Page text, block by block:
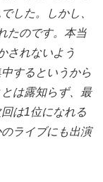
した。しかし、
たのです。本当
されないよう
するというから
は露知らず、最
は1位になれる
ライブにも出演